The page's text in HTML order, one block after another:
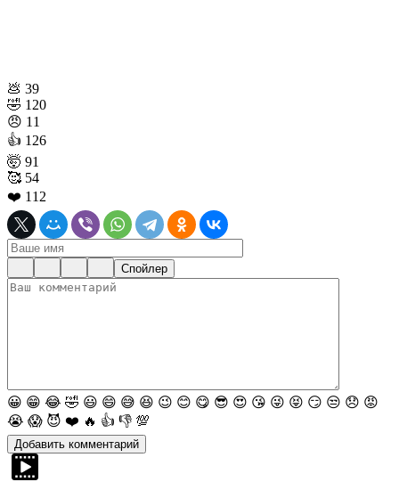
💩 39
🤣 120
😠 11
👍 126
🤯 91
🥰 54
❤️ 112
Спойлер
😀 😁 😂 🤣 😃 😄 😅 😆 😉 😊 😋 😎 😍 😘 😜 😝 😏 😒 😞 😡
😭 😱 😈 ❤️ 🔥 👍 👎 💯